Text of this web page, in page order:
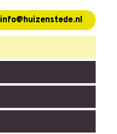
info@huizenstede.nl